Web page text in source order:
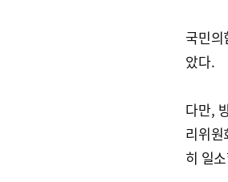
국민의
았다.
다만,
리위
히 일